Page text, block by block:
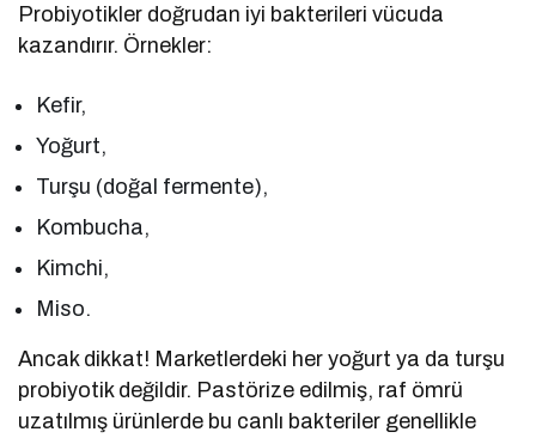
Probiyotikler doğrudan iyi bakterileri vücuda
kazandırır. Örnekler:
Kefir,
Yoğurt,
Turşu (doğal fermente),
Kombucha,
Kimchi,
Miso.
Ancak dikkat! Marketlerdeki her yoğurt ya da turşu
probiyotik değildir. Pastörize edilmiş, raf ömrü
uzatılmış ürünlerde bu canlı bakteriler genellikle